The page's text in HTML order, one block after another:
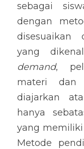
sebagai
dengan
disesuaikan
yang
demand,
materi dan
diajarkan
hanya
yang
Metode